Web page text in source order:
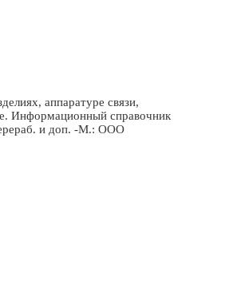
аппаратуре связи,
Информационный справочник
и доп. -М.: ООО